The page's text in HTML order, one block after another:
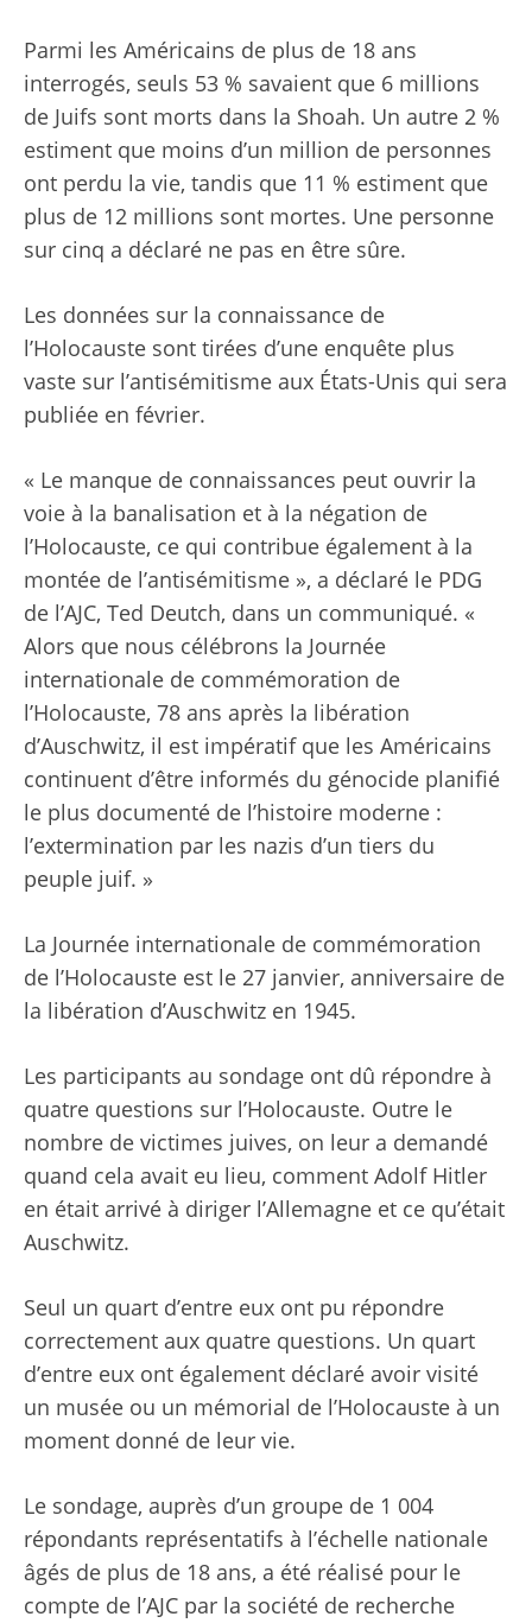
Parmi les Américains de plus de 18 ans
interrogés, seuls 53 % savaient que 6 millions
de Juifs sont morts dans la Shoah. Un autre 2 %
estiment que moins d’un million de personnes
ont perdu la vie, tandis que 11 % estiment que
plus de 12 millions sont mortes. Une personne
sur cinq a déclaré ne pas en être sûre.
Les données sur la connaissance de
l’Holocauste sont tirées d’une enquête plus
vaste sur l’antisémitisme aux États-Unis qui sera
publiée en février.
« Le manque de connaissances peut ouvrir la
voie à la banalisation et à la négation de
l’Holocauste, ce qui contribue également à la
montée de l’antisémitisme », a déclaré le PDG
de l’AJC, Ted Deutch, dans un communiqué. «
Alors que nous célébrons la Journée
internationale de commémoration de
l’Holocauste, 78 ans après la libération
d’Auschwitz, il est impératif que les Américains
continuent d’être informés du génocide planifié
le plus documenté de l’histoire moderne :
l’extermination par les nazis d’un tiers du
peuple juif. »
La Journée internationale de commémoration
de l’Holocauste est le 27 janvier, anniversaire de
la libération d’Auschwitz en 1945.
Les participants au sondage ont dû répondre à
quatre questions sur l’Holocauste. Outre le
nombre de victimes juives, on leur a demandé
quand cela avait eu lieu, comment Adolf Hitler
en était arrivé à diriger l’Allemagne et ce qu’était
Auschwitz.
Seul un quart d’entre eux ont pu répondre
correctement aux quatre questions. Un quart
d’entre eux ont également déclaré avoir visité
un musée ou un mémorial de l’Holocauste à un
moment donné de leur vie.
Le sondage, auprès d’un groupe de 1 004
répondants représentatifs à l’échelle nationale
âgés de plus de 18 ans, a été réalisé pour le
compte de l’AJC par la société de recherche